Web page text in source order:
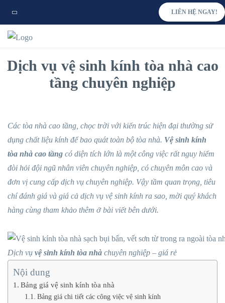
LIÊN HỆ NGAY!
Dịch vụ vệ sinh kính tòa nhà cao
tầng chuyên nghiệp
Các tòa nhà cao tầng, chọc trời với kiến trúc hiện đại thường sử
dụng chất liệu kính để bao quát toàn bộ tòa nhà. Vệ sinh kính
tòa nhà cao tầng có diện tích lớn là một công việc rất nguy hiểm
đòi hỏi đội ngũ nhân viên chuyên nghiệp, có chuyên môn cao và
đơn vị cung cấp dịch vụ chuyên nghiệp. Vậy tầm quan trọng, tiêu
chí đánh giá và giá cả dịch vụ vệ sinh kính ra sao, mời quý khách
hàng cùng tham khảo thêm ở bài viết bên dưới.
Dịch vụ vệ sinh kính tòa nhà chuyên nghiệp – giá rẻ
Nội dung
Bảng giá vệ sinh kính tòa nhà
Bảng giá chi tiết các công việc vệ sinh kính